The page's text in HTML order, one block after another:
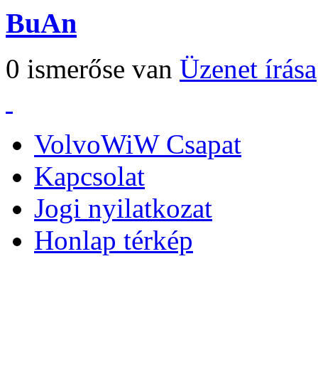
BuAn
0 ismerőse van Üzenet írása
VolvoWiW Csapat
Kapcsolat
Jogi nyilatkozat
Honlap térkép